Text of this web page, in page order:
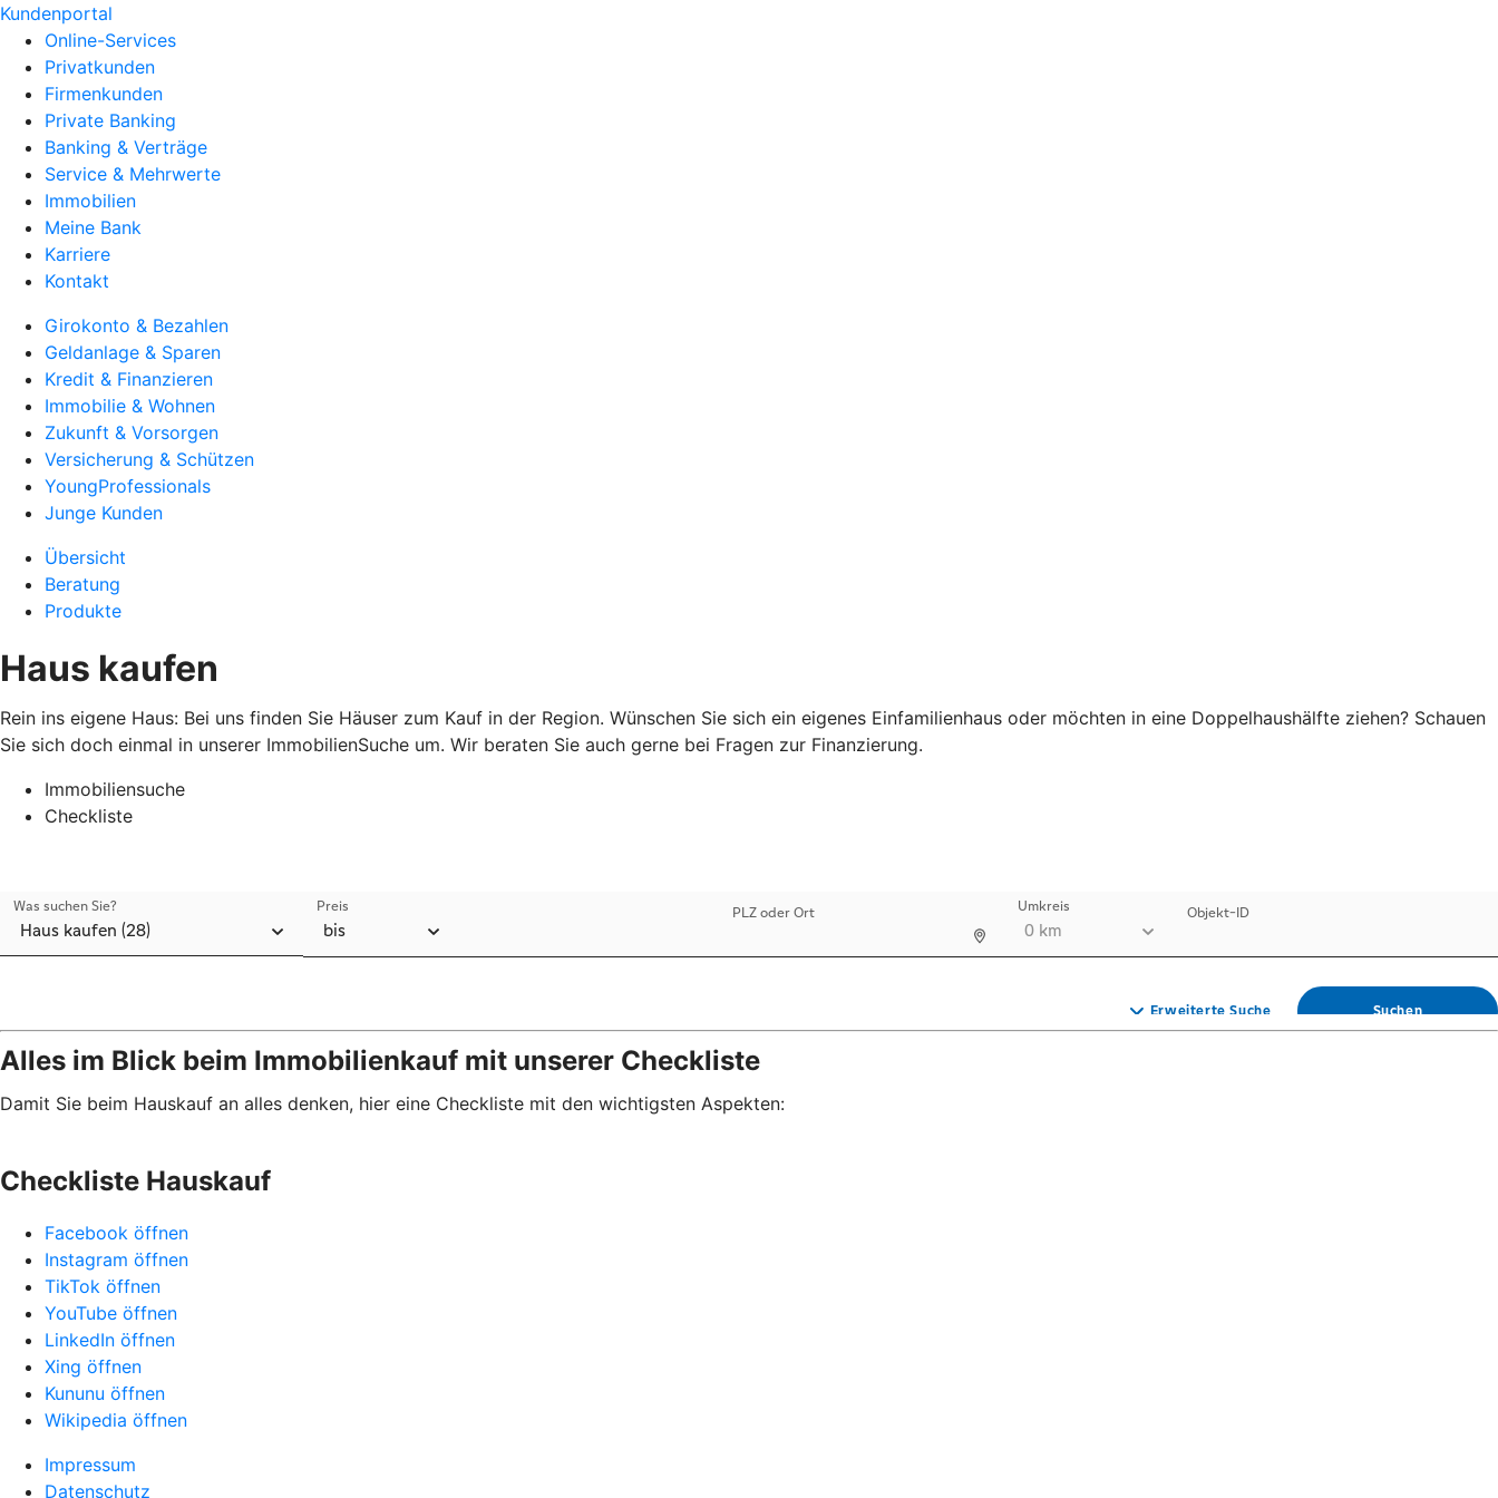
Kundenportal
Online-Services
Privatkunden
Firmenkunden
Private Banking
Banking & Verträge
Service & Mehrwerte
Immobilien
Meine Bank
Karriere
Kontakt
Girokonto & Bezahlen
Geldanlage & Sparen
Kredit & Finanzieren
Immobilie & Wohnen
Zukunft & Vorsorgen
Versicherung & Schützen
YoungProfessionals
Junge Kunden
Übersicht
Beratung
Produkte
Haus kaufen
Rein ins eigene Haus: Bei uns finden Sie Häuser zum Kauf in der Region. Wünschen Sie sich ein eigenes Einfamilienhaus oder möchten in eine Doppelhaushälfte ziehen? Schauen
Sie sich doch einmal in unserer ImmobilienSuche um. Wir beraten Sie auch gerne bei Fragen zur Finanzierung.
Immobiliensuche
Checkliste
Alles im Blick beim Immobilienkauf mit unserer Checkliste
Damit Sie beim Hauskauf an alles denken, hier eine Checkliste mit den wichtigsten Aspekten:
Checkliste Hauskauf
Facebook öffnen
Instagram öffnen
TikTok öffnen
YouTube öffnen
LinkedIn öffnen
Xing öffnen
Kununu öffnen
Wikipedia öffnen
Impressum
Datenschutz